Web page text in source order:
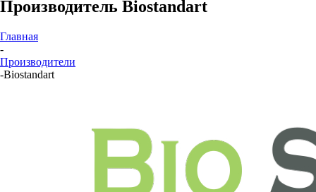
Производитель Biostandart
Главная
-
Производители
-Biostandart